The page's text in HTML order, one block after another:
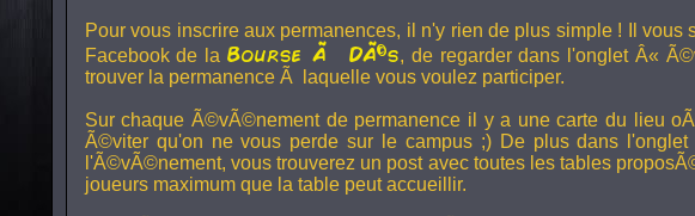
Pour vous inscrire aux permanences, il n'y rien de plus simple ! Il vous
Facebook de la Bourse Ã DÃ©s, de regarder dans l'onglet Â«
trouver la permanence Ã laquelle vous voulez participer.
Sur chaque Ã©vÃ©nement de permanence il y a une carte du lieu
Ã©viter qu'on ne vous perde sur le campus ;) De plus dans
l'Ã©vÃ©nement, vous trouverez un post avec toutes les tables
joueurs maximum que la table peut accueillir.